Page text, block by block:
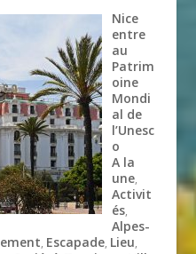
Nice
entre
au
Patrim
oine
Mondi
al de
l’Unesc
o
A la
une,
Activit
és,
Alpes-
, Escapade, Lieu,